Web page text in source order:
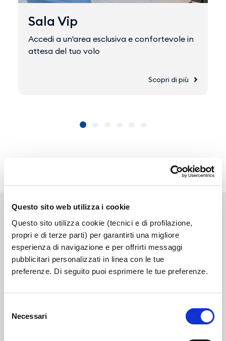
Questo sito web utilizza i cookie
Questo sito utilizza cookie (tecnici e di profilazione,
propri e di terze parti) per garantirti una migliore
esperienza di navigazione e per offrirti messaggi
pubblicitari personalizzati in linea con le tue
preferenze. Di seguito puoi esprimere le tue preferenze.
delNecessari
Sala Vip
Accedi a un'area esclusiva e confortevole in
attesa del tuo volo
Scopri di più
Link correlati